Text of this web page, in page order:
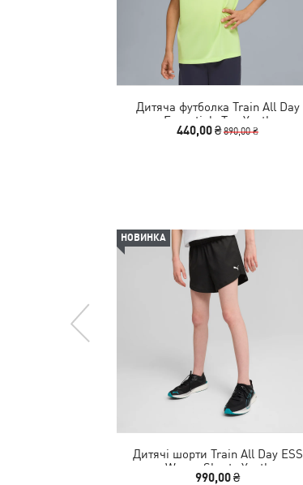
Дитяча футболка Train All Day
Essentials Tee Youth
440,00 ₴890,00 ₴
НОВИНКА
Дитячі шорти Train All Day ESS
Woven Shorts Youth
990,00 ₴